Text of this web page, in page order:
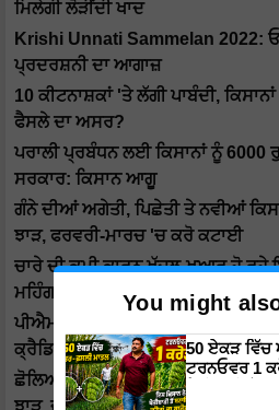
ਮਿਲੇਗੀ ਲੋੜੀਂਦੀ ਖਾਦ
Krishi Unnati Sammelan 2022:
ਪ੍ਰਦਰਸ਼ਨੀ ਦਾ ਆਗਾਜ਼
10 ਕੀਟਨਾਸ਼ਕਾਂ 'ਤੇ ਲੱਗੀ ਪਾਬੰਦੀ,
ਫੈਸਲੇ ਦਾ ਅਸਰ?
ਪਰਾਲੀ ਪ੍ਰਬੰਧਨ ਲਈ ਕਿਸਾਨਾਂ ਨੂੰ
ਸਰਕਾਰ: ਕਿਸਾਨ ਆਗੂ
ਗੰਨੇ ਦੀਆਂ ਅਗੇਤੀ, ਪਿਛੇਤੀ ਤੇ ਨਵੀਆਂ
ਝਾੜ, ਫਰਵਰੀ-ਮਾਰਚ 'ਚ ਕਰੋ ਕਟਾਈ
ਚਾਰੇ ਦੀ ਕਮੀ ਕਾਰਨ ਖੱਜਲ-ਖੁਆਰ ਹੋ ਰਹੇ
ਮਹਿੰਗਾ?
ਪੀਐਮ ਕਿਸਾਨ ਦੇ ਲਾਭਪਾਤਰੀਆਂ ਨੂੰ
ਕ੍ਰੈਡਿਟ ਕਾਰਡ ਦੀ ਸਹੂਲਤ
ਛੋਲਿਆਂ ਦੀਆਂ ਇਨ੍ਹਾਂ ਕਿਸਮਾਂ ਤੋਂ ਪਾਓ
You might
50 ਏਕੜ ਵਿੱਚ
ਟਰਨਓਵਰ 1